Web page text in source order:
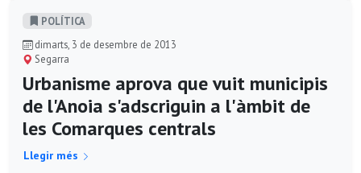
POLÍ­TICA
dimarts, 3 de desembre de 2013
Segarra
Urbanisme aprova que vuit municipis
de l'Anoia s'adscriguin a l'àmbit de
les Comarques centrals
Llegir més